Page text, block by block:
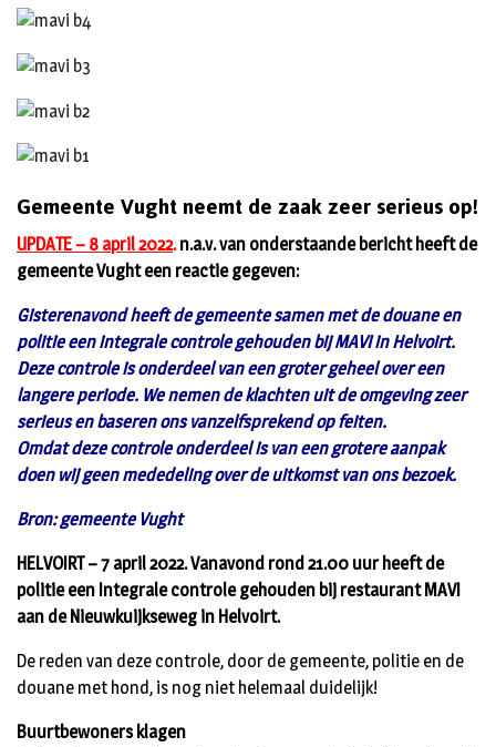
Gemeente Vught neemt de zaak zeer serieus op!
UPDATE – 8 april 2022.n.a.v. van onderstaande bericht heeft de
gemeente Vught een reactie gegeven:
Gisterenavond heeft de gemeente samen met de douane en
politie een integrale controle gehouden bij MAVI in Helvoirt.
Deze controle is onderdeel van een groter geheel over een
langere periode. We nemen de klachten uit de omgeving zeer
serieus en baseren ons vanzelfsprekend op feiten.
Omdat deze controle onderdeel is van een grotere aanpak
doen wij geen mededeling over de uitkomst van ons bezoek.
Bron: gemeente Vught
HELVOIRT – 7 april 2022. Vanavond rond 21.00 uur heeft de
politie een Integrale controle gehouden bij restaurant MAVI
aan de Nieuwkuijkseweg in Helvoirt.
De reden van deze controle, door de gemeente, politie en de
douane met hond, is nog niet helemaal duidelijk!
Buurtbewoners klagen